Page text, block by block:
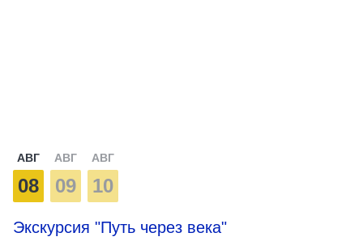
АВГ
08
АВГ
09
АВГ
10
Экскурсия "Путь через века"